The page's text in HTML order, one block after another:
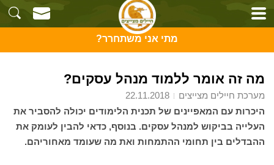
מתי אני משתחרר?
מה זה אומר ללמוד מנהל עסקים?
מערכת חיילים מצייצים
היכרות עם המאפיינים של תכנית הלימודים יכולה להסביר את
העלייה בביקוש למנהל עסקים. בנוסף, כדאי להבין לעומק את
ההבדלים בין תחומי ההתמחות ואת מה שעומד מאחוריהם.